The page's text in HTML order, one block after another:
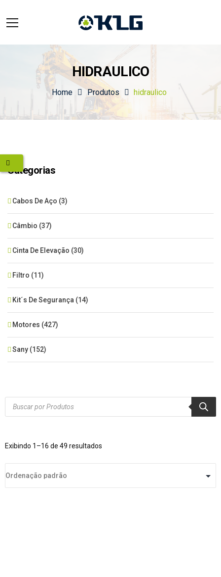
HIDRAULICO
Home Produtos hidraulico
Categorias
Cabos De Aço (3)
Câmbio (37)
Cinta De Elevação (30)
Filtro (11)
Kit´s De Segurança (14)
Motores (427)
Sany (152)
Xcmg(425)
Products
search
Exibindo 1–16 de 49 resultados